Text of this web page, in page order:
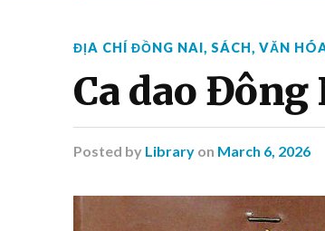
ĐỊA CHÍ ĐỒNG NAI, SÁCH, VĂN
Ca dao Đông
Posted by Library on March 6, 2026